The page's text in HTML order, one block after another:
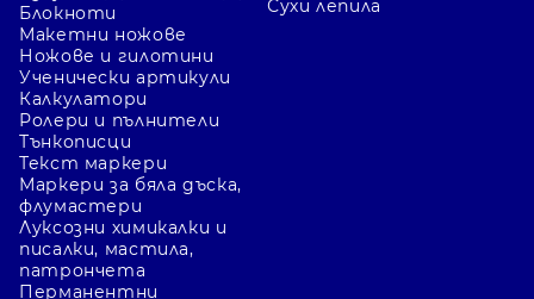
Блокноти
Сухи лепила
Макетни ножове
Ножове и гилотини
Ученически артикули
Калкулатори
Ролери и пълнители
Тънкописци
Текст маркери
Маркери за бяла дъска,
флумастери
Луксозни химикалки и
писалки, мастила,
патрончета
Перманентни